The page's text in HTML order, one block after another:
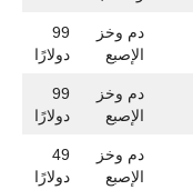
دم وخز
الإصبع
99
دولارًا
دم وخز
الإصبع
99
دولارًا
دم وخز
الإصبع
49
دولارًا